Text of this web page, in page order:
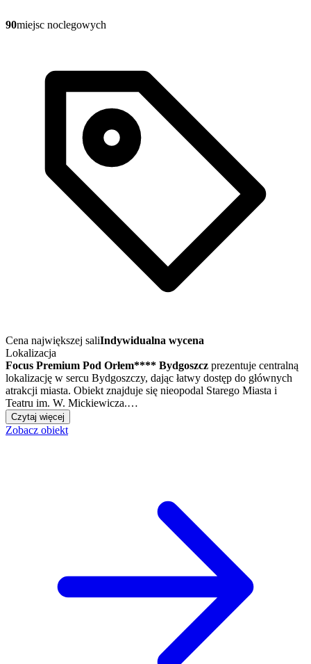
90miejsc noclegowych
Cena największej saliIndywidualna wycena
Lokalizacja
Focus Premium Pod Orłem**** Bydgoszcz prezentuje centralną
lokalizację w sercu Bydgoszczy, dając łatwy dostęp do głównych
atrakcji miasta. Obiekt znajduje się nieopodal Starego Miasta i
Teatru im. W. Mickiewicza.…
Czytaj więcej
Zobacz obiekt